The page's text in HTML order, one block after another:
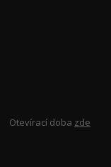
Otevírací doba zde